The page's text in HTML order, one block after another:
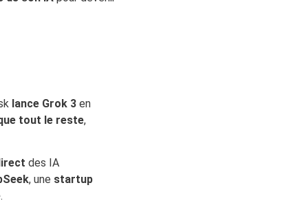
lance Grok 3 en
tout le reste,
des IA
, une startup
.